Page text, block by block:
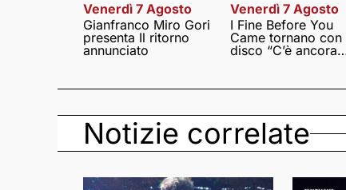
Venerdì 7 Agosto
Gianfranco Miro Gori
presenta Il ritorno
annunciato
Venerdì 7 Agosto
I Fine Before You
Came tornano con
disco “C’è ancora
Notizie correlate